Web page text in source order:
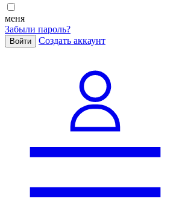
меня
Забыли пароль?
Войти Cоздать аккаунт